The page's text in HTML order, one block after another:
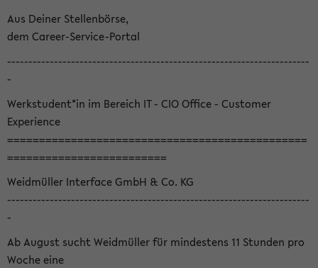
Aus Deiner Stellenbörse,
dem Career-Service-Portal
-----------------------------------------------------------------------
-
Werkstudent*in im Bereich IT - CIO Office - Customer
Experience
===============================================
=========================
Weidmüller Interface GmbH & Co. KG
-----------------------------------------------------------------------
-
Ab August sucht Weidmüller für mindestens 11 Stunden pro
Woche eine